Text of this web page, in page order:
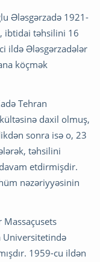
Ələsgərzadə 1921-
ibtidai təhsilini 16
ildə Ələsgərzadələr
köçmək
Tehran
daxil olmuş,
sonra isə o, 23
təhsilini
etdirmişdir.
nəzəriyyəsinin
Universitetində
1959-cu ildən